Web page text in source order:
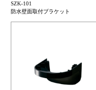
SZK-101
防水壁面取付ブラケット